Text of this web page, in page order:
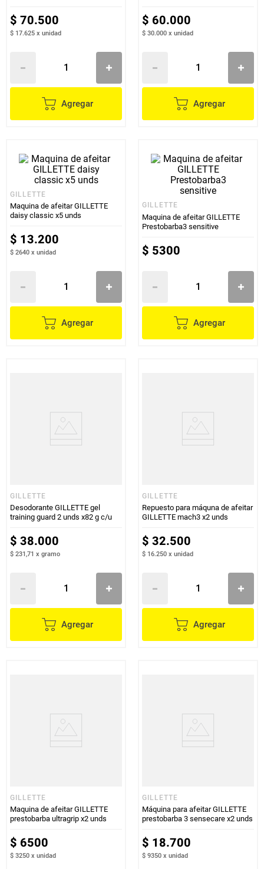
$ 70.500
$ 17.625 x unidad
Agregar
$ 60.000
$ 30.000 x unidad
Agregar
GILLETTE
Maquina de afeitar GILLETTE
daisy classic x5 unds
$ 13.200
$ 2640 x unidad
Agregar
GILLETTE
Maquina de afeitar GILLETTE
Prestobarba3 sensitive
$ 5300
Agregar
GILLETTE
Desodorante GILLETTE gel
training guard 2 unds x82 g c/u
$ 38.000
$ 231,71 x gramo
Agregar
GILLETTE
Repuesto para máquna de afeitar
GILLETTE mach3 x2 unds
$ 32.500
$ 16.250 x unidad
Agregar
GILLETTE
Maquina de afeitar GILLETTE
prestobarba ultragrip x2 unds
$ 6500
$ 3250 x unidad
GILLETTE
Máquina para afeitar GILLETTE
prestobarba 3 sensecare x2 unds
$ 18.700
$ 9350 x unidad